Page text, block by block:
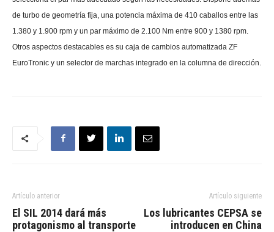
de turbo de geometría fija, una potencia máxima de 410 caballos entre las
1.380 y 1.900 rpm y un par máximo de 2.100 Nm entre 900 y 1380 rpm.
Otros aspectos destacables es su caja de cambios automatizada ZF
EuroTronic y un selector de marchas integrado en la columna de dirección.
Artículo anterior
El SIL 2014 dará más
protagonismo al transporte
Artículo siguiente
Los lubricantes CEPSA se
introducen en China